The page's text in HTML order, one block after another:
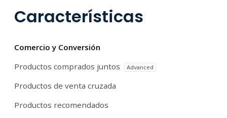
Características
Comercio y Conversión
Productos comprados juntos
Advanced
Productos de venta cruzada
Productos recomendados